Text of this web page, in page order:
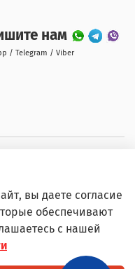
нам
/ Telegram / Viber
вы даете согласие
обеспечивают
с нашей